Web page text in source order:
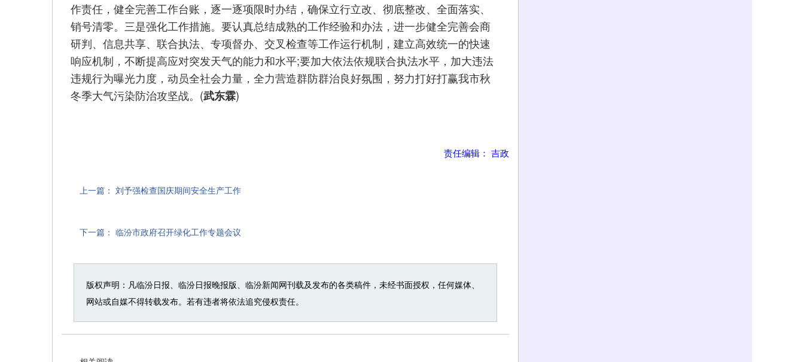
作责任，健全完善工作台账，逐一逐项限时办结，确保立行立改、彻底整改、全面落实、
销号清零。三是强化工作措施。要认真总结成熟的工作经验和办法，进一步健全完善会商
研判、信息共享、联合执法、专项督办、交叉检查等工作运行机制，建立高效统一的快速
响应机制，不断提高应对突发天气的能力和水平;要加大依法依规联合执法水平，加大违法
违规行为曝光力度，动员全社会力量，全力营造群防群治良好氛围，努力打好打赢我市秋
冬季大气污染防治攻坚战。(武东霖)
责任编辑： 吉政
上一篇： 刘予强检查国庆期间安全生产工作
下一篇： 临汾市政府召开绿化工作专题会议
版权声明：凡临汾日报、临汾日报晚报版、临汾新闻网刊载及发布的各类稿件，未经书面授权，任何媒体、
网站或自媒不得转载发布。若有违者将依法追究侵权责任。